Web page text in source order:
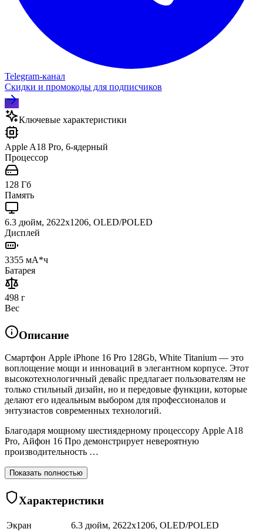
Telegram‑канал
Скидки и промокоды для подписчиков
Ключевые характеристики
Apple A18 Pro, 6-ядерный
Процессор
128 Гб
Память
6.3 дюйм, 2622x1206, OLED/POLED
Дисплей
3355 мА*ч
Батарея
498 г
Вес
Описание
Смартфон Apple iPhone 16 Pro 128Gb, White Titanium — это
воплощение мощи и инноваций в элегантном корпусе. Этот
высокотехнологичный девайс предлагает пользователям не
только стильный дизайн, но и передовые функции, которые
делают его идеальным выбором для профессионалов и
энтузиастов современных технологий.
Благодаря мощному шестиядерному процессору Apple A18
Pro, Айфон 16 Про демонстрирует невероятную
производительность …
Показать полностью
Характеристики
Экран
6.3 дюйм, 2622x1206, OLED/POLED